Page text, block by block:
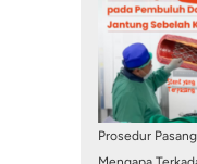
Mitos atau
Penyakit
July 6, 2026/Blog